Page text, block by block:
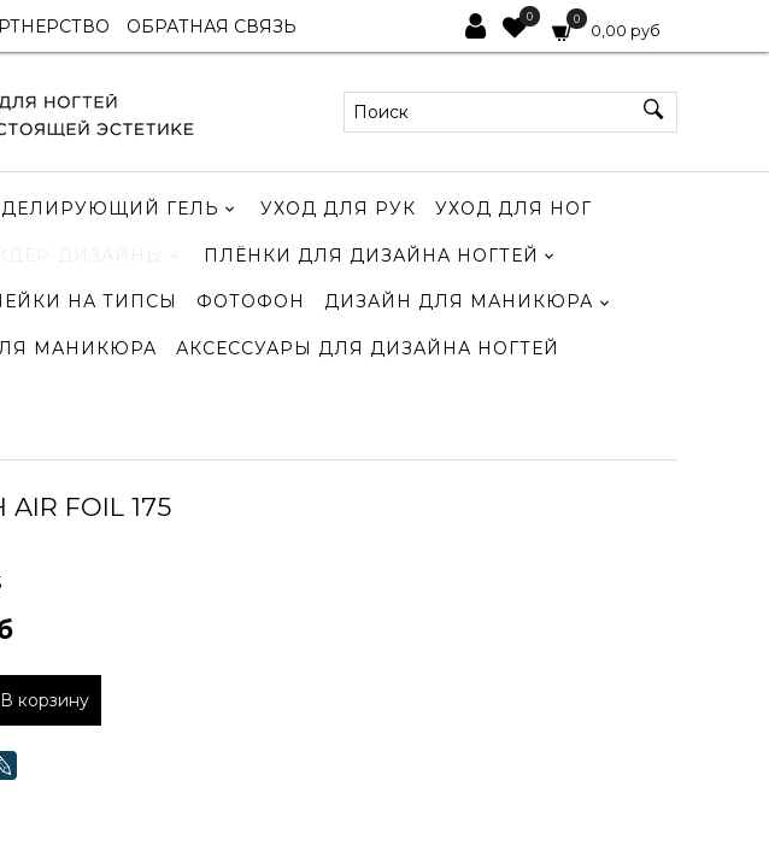
ОБРАТНАЯ СВЯЗЬ 0 0
0,00 руб
ГЕЛЬ УХОД ДЛЯ РУК УХОД ДЛЯ НОГ
ПЛЁНКИ ДЛЯ ДИЗАЙНА НОГТЕЙ
НА ТИПСЫ ФОТОФОН ДИЗАЙН ДЛЯ МАНИКЮРА
МАНИКЮРА АКСЕССУАРЫ ДЛЯ ДИЗАЙНА НОГТЕЙ
FOIL 175
В корзину